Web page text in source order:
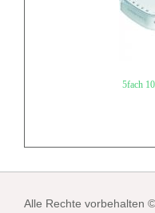
5fach
Alle Rechte vorbehalten